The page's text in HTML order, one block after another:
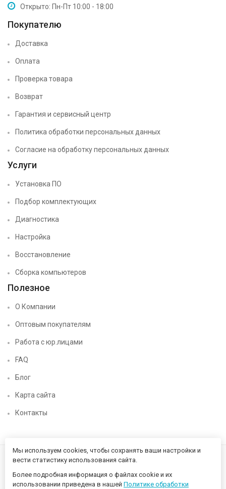
Открыто: Пн-Пт 10:00 - 18:00
Покупателю
Доставка
Оплата
Проверка товара
Возврат
Гарантия и сервисный центр
Политика обработки персональных данных
Согласие на обработку персональных данных
Услуги
Установка ПО
Подбор комплектующих
Диагностика
Настройка
Восстановление
Сборка компьютеров
Полезное
О Компании
Оптовым покупателям
Работа с юр.лицами
FAQ
Блог
Карта сайта
Контакты
Мы используем cookies, чтобы сохранять ваши настройки и
вести статистику использования сайта.
Более подробная информация о файлах cookie и их
использовании приведена в нашей Политике обработки